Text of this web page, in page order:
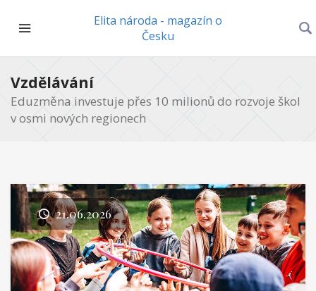
Elita národa - magazín o
Česku
Vzdělávání
Eduzměna investuje přes 10 milionů do rozvoje škol
v osmi nových regionech
21.06.2026